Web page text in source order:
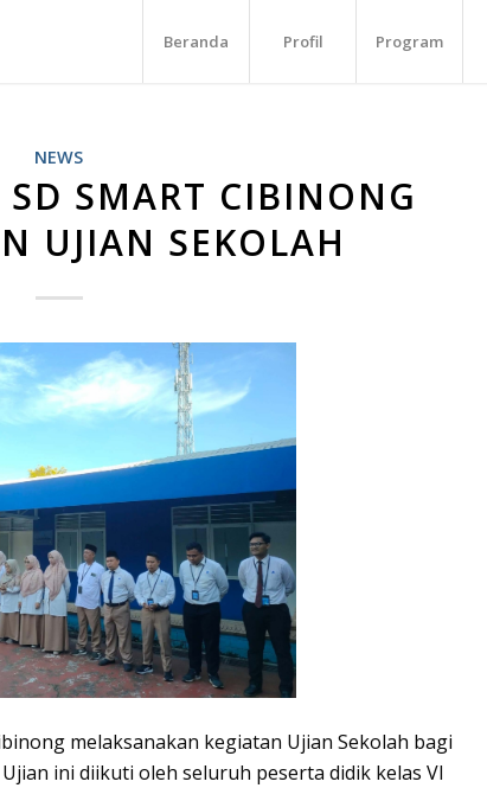
Beranda Profil Program
NEWS
SMART CIBINONG
UJIAN SEKOLAH
melaksanakan kegiatan Ujian Sekolah bagi
ini diikuti oleh seluruh peserta didik kelas VI